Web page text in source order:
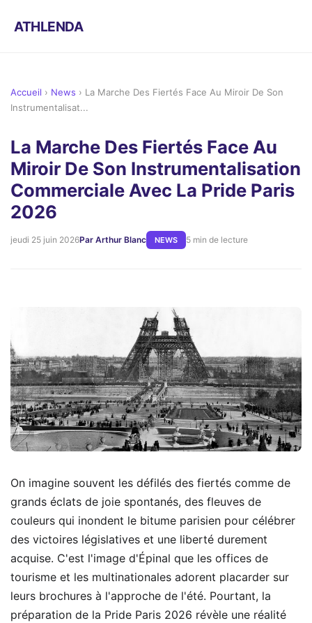
ATHLENDA
Accueil › News › La Marche Des Fiertés Face Au Miroir De Son
Instrumentalisat...
La Marche Des Fiertés Face Au
Miroir De Son Instrumentalisation
Commerciale Avec La Pride Paris
2026
jeudi 25 juin 2026Par Arthur Blanc NEWS 5 min de lecture
On imagine souvent les défilés des fiertés comme de
grands éclats de joie spontanés, des fleuves de
couleurs qui inondent le bitume parisien pour célébrer
des victoires législatives et une liberté durement
acquise. C'est l'image d'Épinal que les offices de
tourisme et les multinationales adorent placarder sur
leurs brochures à l'approche de l'été. Pourtant, la
préparation de la Pride Paris 2026 révèle une réalité